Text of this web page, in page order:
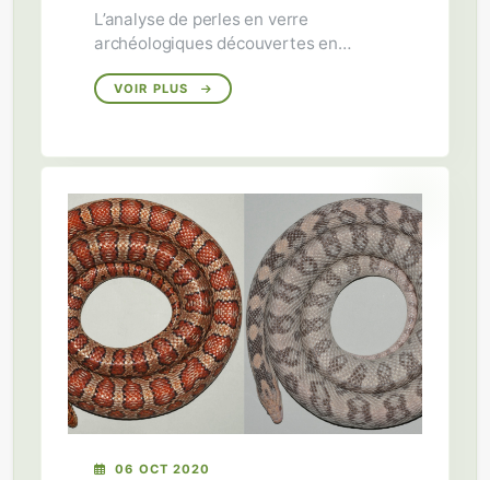
L’analyse de perles en verre
archéologiques découvertes en
révèle toute l’étendue des voies
VOIR PLUS
06 OCT 2020